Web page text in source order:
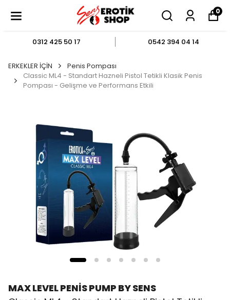
0
0312 425 50 17 0542 394 04 14
ERKEKLER İÇİN
Penis Pompası
Classic ML4 - Standart Hazneli Pistol Tetikli Klasik Penis
Pompası - Gelişme ve Performans Etkili
MAX LEVEL PENİS PUMP BY SENS